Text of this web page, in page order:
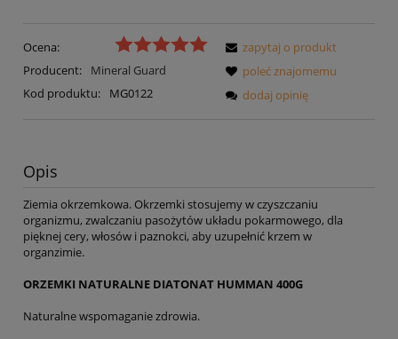
Ocena:
Producent:
Mineral Guard
Kod produktu:
MG0122
zapytaj o produkt
poleć znajomemu
dodaj opinię
Opis
Ziemia okrzemkowa. Okrzemki stosujemy w czyszczaniu
organizmu, zwalczaniu pasożytów układu pokarmowego, dla
pięknej cery, włosów i paznokci, aby uzupełnić krzem w
organzimie.
ORZEMKI NATURALNE DIATONAT HUMMAN 400G
Naturalne wspomaganie zdrowia.